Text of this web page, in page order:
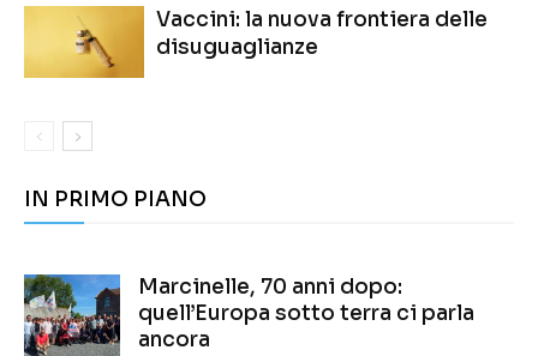
Vaccini: la nuova frontiera delle
disuguaglianze
IN PRIMO PIANO
Marcinelle, 70 anni dopo:
quell’Europa sotto terra ci parla
ancora